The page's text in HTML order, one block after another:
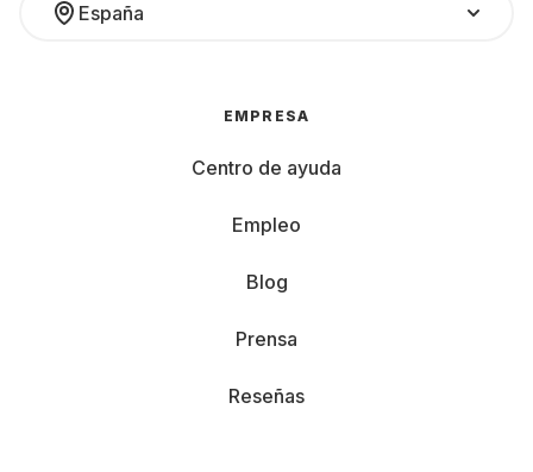
España
EMPRESA
Centro de ayuda
Empleo
Blog
Prensa
Reseñas